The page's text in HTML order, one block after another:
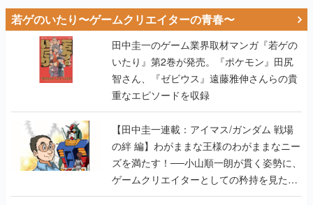
若ゲのいたり〜ゲームクリエイターの青春〜
田中圭一のゲーム業界取材マンガ『若ゲの
いたり』第2巻が発売。『ポケモン』田尻
智さん、『ゼビウス』遠藤雅伸さんらの貴
重なエピソードを収録
【田中圭一連載：アイマス/ガンダム 戦場
の絆 編】わがままな王様のわがままなニー
ズを満たす！──小山順一朗が貫く姿勢に、
ゲームクリエイターとしての矜持を見た
【若ゲのいたり最終回】